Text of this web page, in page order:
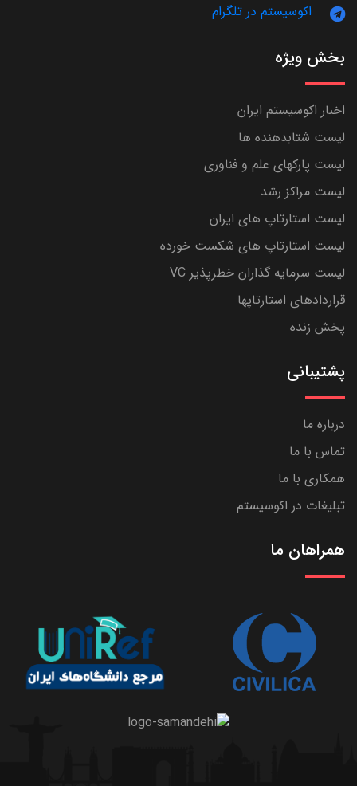
اکوسیستم در تلگرام
بخش ویژه
اخبار اکوسیستم ایران
لیست شتابدهنده ها
لیست پارکهای علم و فناوری
لیست مراکز رشد
لیست استارتاپ های ایران
لیست استارتاپ های شکست خورده
لیست سرمایه گذاران خطرپذیر VC
قراردادهای استارتاپها
پخش زنده
پشتیبانی
درباره ما
تماس با ما
همکاری با ما
تبلیغات در اکوسیستم
همراهان ما